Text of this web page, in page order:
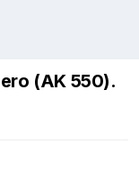
(AK 550).